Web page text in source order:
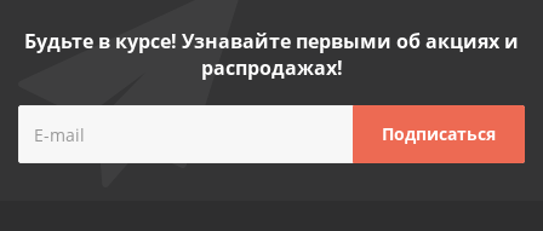
Будьте в курсе! Узнавайте первыми об акциях и
распродажах!